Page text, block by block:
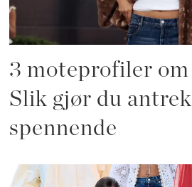
3 moteprofiler
Slik gjør du
spennende